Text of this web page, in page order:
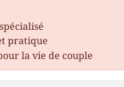
pratique
la vie de couple